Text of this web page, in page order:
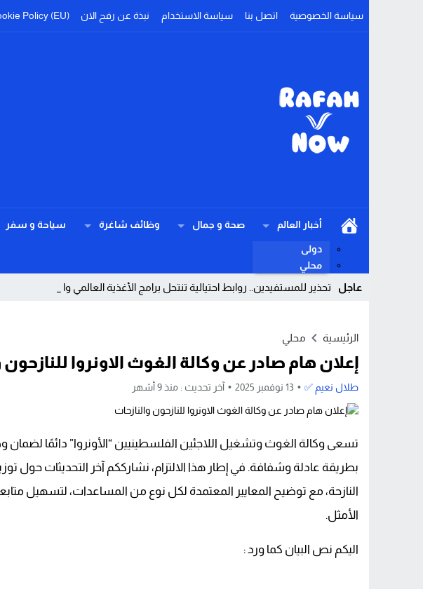
سياسة الخصوصية اتصل بنا سياسة الاستخدام نبذة عن رفح الان Policy (EU)
أخبار العالم
دولى
محلي
صحة و جمال وظائف شاغرة سياحة و سفر
عاجل تحذير للمستفيدين.. روابط احتيالية تنتحل برامج الأغذية العالمي والمساعدات ا _
Previous
Next
الرئيسية محلي
إعلان هام صادر عن وكالة الغوث الاونروا للنازحون
طلال نعيم ✅ 13 نوفمبر 2025 آخر تحديث : منذ 9 أشهر
تسعى وكالة الغوث وتشغيل اللاجئين الفلسطينيين “الأونروا” دائمًا
بطريقة عادلة وشفافة. في إطار هذا الالتزام، نشارككم آخر التحديثات حول
النازحة، مع توضيح المعايير المعتمدة لكل نوع من المساعدات، لتسهيل
الأمثل.
اليكم نص البيان كما ورد :